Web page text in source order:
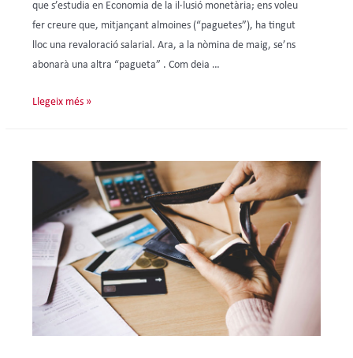
que s’estudia en Economia de la il·lusió monetària; ens voleu
fer creure que, mitjançant almoines (“paguetes”), ha tingut
lloc una revaloració salarial. Ara, a la nòmina de maig, se’ns
abonarà una altra “pagueta” . Com deia …
Llegeix més »